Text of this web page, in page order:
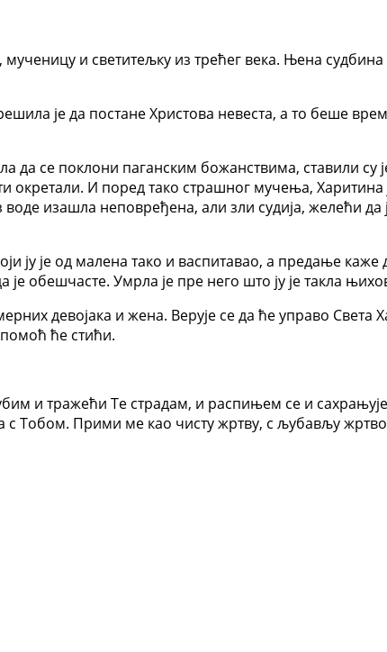
и светитељку из трећег века. Њена
је да постане Христова невеста, а то беше
да се поклони паганским божанствима, ставили
окретали. И поред тако страшног мучења, Харитина
изашла неповређена, али зли судија, желећи да
ју је од малена тако и васпитавао, а предање каже
обешчасте. Умрла је пре него што ју је такла
девојака и жена. Верује се да ће управо Света
ће стићи.
и тражећи Те страдам, и распињем се и
Тобом. Прими ме као чисту жртву, с љубављу